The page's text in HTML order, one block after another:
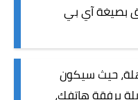
بصيغة آي بي
حيث سيكون
برفقة هاتفك،